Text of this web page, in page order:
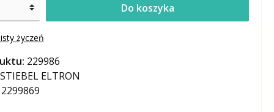
Do koszyka
życzeń
229986
STIEBEL ELTRON